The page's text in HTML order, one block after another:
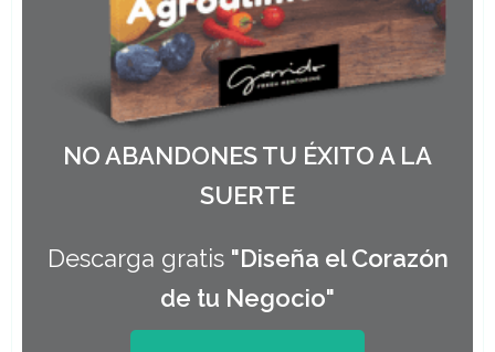
NO ABANDONES TU ÉXITO A LA
SUERTE
Descarga gratis "Diseña el Corazón
de tu Negocio"